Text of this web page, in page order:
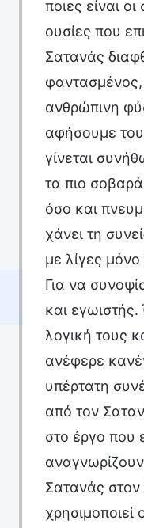
ποιες είναι
ουσίες που
Σατανάς
φαντασμένος,
ανθρώπινη
αφήσουμε
γίνεται
τα πιο
όσο και
χάνει τη
με λίγες
Για να
και
λογική τους
ανέφερε
υπέρτατη
από τον
στο έργο που
Σατανάς στον